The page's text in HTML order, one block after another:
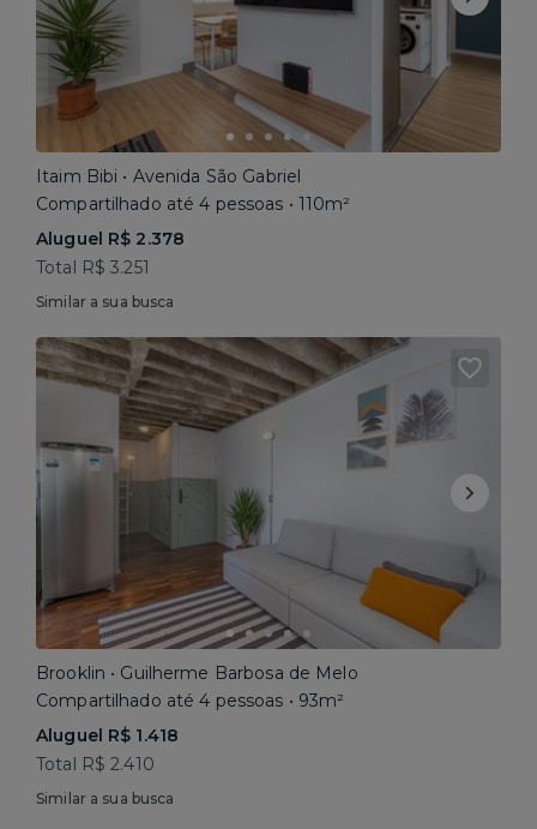
Itaim Bibi • Avenida São Gabriel
Compartilhado até 4 pessoas • 110m²
Aluguel R$ 2.378
Total R$ 3.251
Similar a sua busca
Brooklin • Guilherme Barbosa de Melo
Compartilhado até 4 pessoas • 93m²
Aluguel R$ 1.418
Total R$ 2.410
Similar a sua busca